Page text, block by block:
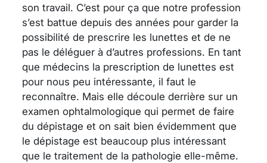
son travail. C’est pour ça que notre profession
s’est battue depuis des années pour garder la
possibilité de prescrire les lunettes et de ne
pas le déléguer à d’autres professions. En tant
que médecins la prescription de lunettes est
pour nous peu intéressante, il faut le
reconnaître. Mais elle découle derrière sur un
examen ophtalmologique qui permet de faire
du dépistage et on sait bien évidemment que
le dépistage est beaucoup plus intéressant
que le traitement de la pathologie elle-même.